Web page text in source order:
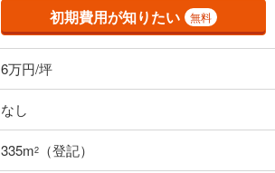
初期費用が知りたい 無料
6万円/坪
なし
335m2 （登記）